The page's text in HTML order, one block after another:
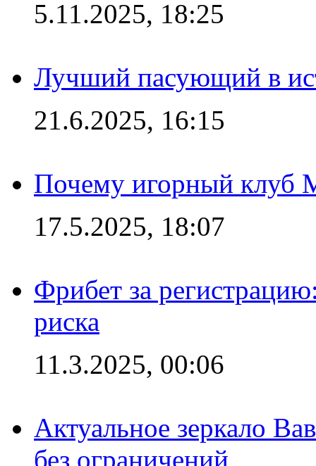
5.11.2025, 18:25
Лучший пасующий в
21.6.2025, 16:15
Почему игорный клуб
17.5.2025, 18:07
Фрибет за
риска
11.3.2025, 00:06
Актуальное зеркало
без ограничений